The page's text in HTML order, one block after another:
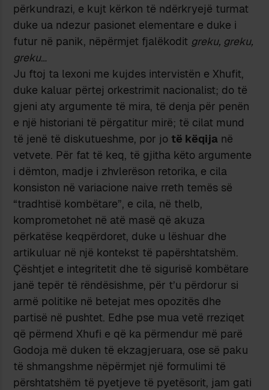
përkundrazi, e kujt kërkon të ndërkryejë turmat
duke ua ndezur pasionet elementare e duke i
futur në panik, nëpërmjet fjalëkodit greku, greku,
greku…
Ju ftoj ta lexoni me kujdes intervistën e Xhufit,
duke kaluar përtej orkestrimit nacionalist; do të
gjeni aty argumente të mira, të denja për penën
e një historiani të përgatitur mirë; të cilat mund
të jenë të diskutueshme, por jo të këqija në
vetvete. Për fat të keq, të gjitha këto argumente
i dëmton, madje i zhvlerëson retorika, e cila
konsiston në variacione naive rreth temës së
“tradhtisë kombëtare”, e cila, në thelb,
komprometohet në atë masë që akuza
përkatëse keqpërdoret, duke u lëshuar dhe
artikuluar në një kontekst të papërshtatshëm.
Çështjet e integritetit dhe të sigurisë kombëtare
janë tepër të rëndësishme, për t’u përdorur si
armë politike në betejat mes opozitës dhe
partisë në pushtet. Edhe pse mua vetë rreziqet
që përmend Xhufi e që ka përmendur më parë
Godoja më duken të ekzagjeruara, ose së paku
të shmangshme nëpërmjet një formulimi të
përshtatshëm të pyetjeve të pyetësorit, jam gati